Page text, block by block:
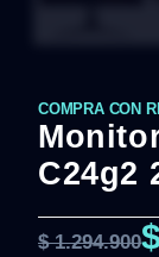
COMPRA CON
C24g2
$1.294.900